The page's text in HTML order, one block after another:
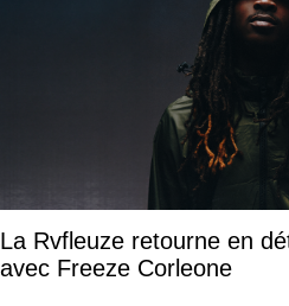
La Rvfleuze retourne en
avec Freeze Corleone